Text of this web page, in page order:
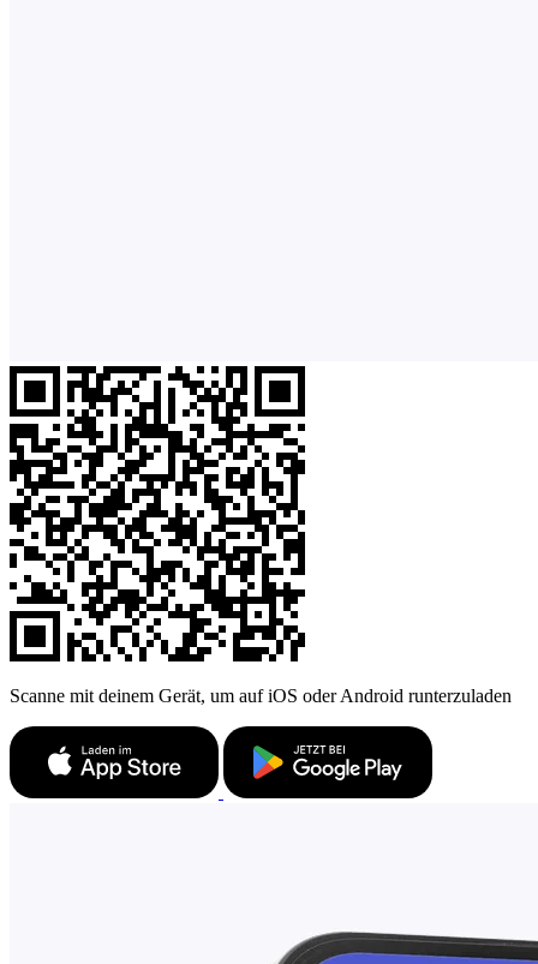
Scanne mit deinem Gerät, um auf iOS oder Android runterzuladen